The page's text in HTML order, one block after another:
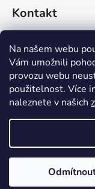
Na našem webu
Vám umožnili
provozu webu
použitelnost. Více
naleznete v našich
Kontakt
info@
+420 721
Copyright 2026